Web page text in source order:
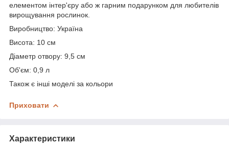
елементом інтер'єру або ж гарним подарунком для любителів
вирощування рослинок.
Виробництво: Україна
Висота: 10 см
Діаметр отвору: 9,5 см
Об'єм: 0,9 л
Також є інші моделі за кольори
Приховати
Характеристики